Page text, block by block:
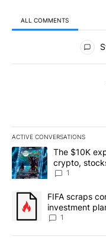
ALL COMMENTS
All Comments
ACTIVE CONVERSATIONS
The following is a list
A trending article titled
The $10K
crypto,
8
1
A trending article
FIFA scraps
investment
1